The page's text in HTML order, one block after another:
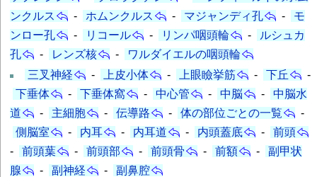
ンクルス
- ホムンクルス - マジャンディ孔 -
モ
ンロー孔
- リコール - リンパ咽頭輪 -
ルシュカ
孔
- レンズ核 -
ワルダイエルの咽頭輪
三叉神経
- 上皮小体 - 上眼瞼挙筋 - 下丘
-
下垂体
- 下垂体窩 - 中心管 - 中脳 -
中脳水
道
- 主細胞 - 伝導路 - 体の部位ごとの一覧
-
側脳室
- 内耳 - 内耳道 - 内頭蓋底 -
前頭
-
前頭葉 - 前頭部 - 前頭骨 - 前額 -
副甲状
腺
- 副神経 -
副鼻腔